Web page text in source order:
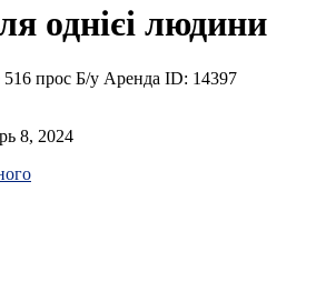
однієі людини
516 прос Б/у Аренда ID: 14397
8, 2024